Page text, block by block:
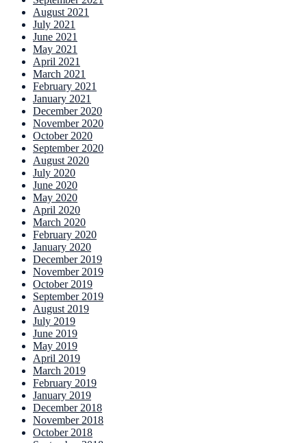
August 2021
July 2021
June 2021
May 2021
April 2021
March 2021
February 2021
January 2021
December 2020
November 2020
October 2020
September 2020
August 2020
July 2020
June 2020
May 2020
April 2020
March 2020
February 2020
January 2020
December 2019
November 2019
October 2019
September 2019
August 2019
July 2019
June 2019
May 2019
April 2019
March 2019
February 2019
January 2019
December 2018
November 2018
October 2018